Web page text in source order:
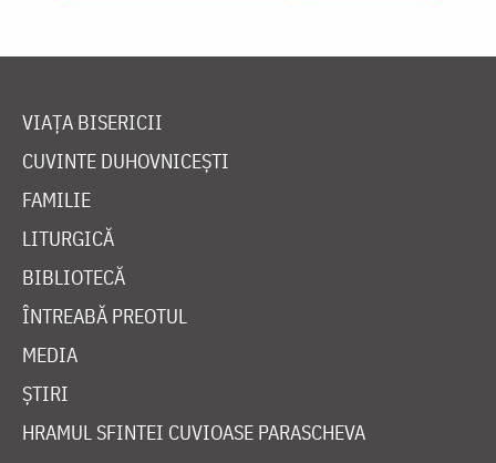
VIAȚA BISERICII
CUVINTE DUHOVNICEȘTI
FAMILIE
LITURGICĂ
BIBLIOTECĂ
ÎNTREABĂ PREOTUL
MEDIA
ȘTIRI
HRAMUL SFINTEI CUVIOASE PARASCHEVA